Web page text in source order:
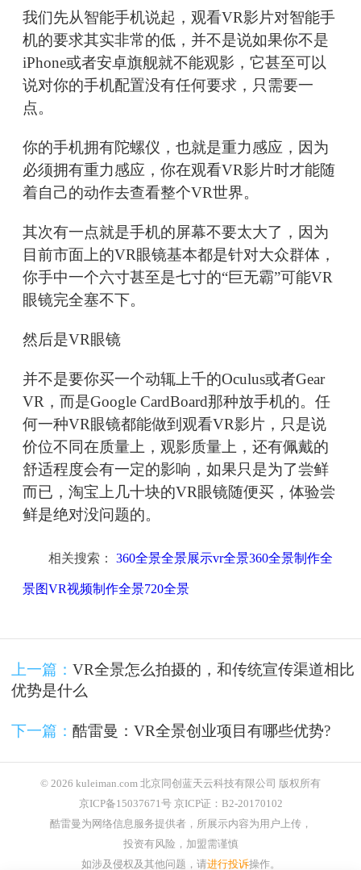
我们先从智能手机说起，观看VR影片对智能手
机的要求其实非常的低，并不是说如果你不是
iPhone或者安卓旗舰就不能观影，它甚至可以
说对你的手机配置没有任何要求，只需要一
点。
你的手机拥有陀螺仪，也就是重力感应，因为
必须拥有重力感应，你在观看VR影片时才能随
着自己的动作去查看整个VR世界。
其次有一点就是手机的屏幕不要太大了，因为
目前市面上的VR眼镜基本都是针对大众群体，
你手中一个六寸甚至是七寸的“巨无霸”可能VR
眼镜完全塞不下。
然后是VR眼镜
并不是要你买一个动辄上千的Oculus或者Gear
VR，而是Google CardBoard那种放手机的。任
何一种VR眼镜都能做到观看VR影片，只是说
价位不同在质量上，观影质量上，还有佩戴的
舒适程度会有一定的影响，如果只是为了尝鲜
而已，淘宝上几十块的VR眼镜随便买，体验尝
鲜是绝对没问题的。
相关搜索： 360全景全景展示vr全景360全景制作全
景图VR视频制作全景720全景
上一篇： VR全景怎么拍摄的，和传统宣传渠道相比
优势是什么
下一篇： 酷雷曼：VR全景创业项目有哪些优势?
© 2026 kuleiman.com 北京同创蓝天云科技有限公司 版权所有
京ICP备15037671号 京ICP证：B2-20170102
酷雷曼为网络信息服务提供者，所展示内容为用户上传，
投资有风险，加盟需谨慎
如涉及侵权及其他问题，请进行投诉操作。